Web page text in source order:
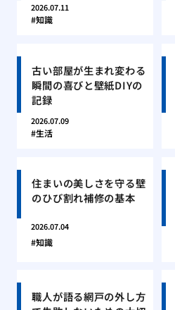
2026.07.11
知識
古い部屋が生まれ変わる
瞬間の喜びと壁紙DIYの
記録
2026.07.09
生活
住まいの美しさを守る壁
のひび割れ補修の基本
2026.07.04
知識
職人が語る網戸の外し方